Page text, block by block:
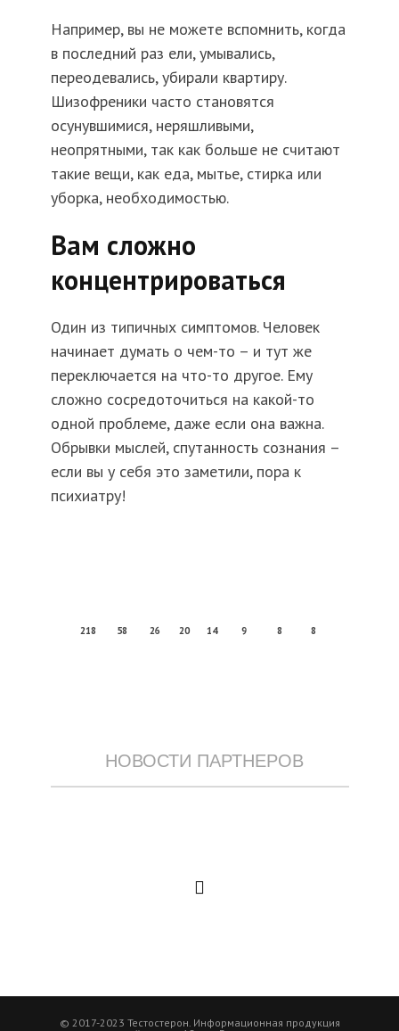
Например, вы не можете вспомнить, когда
в последний раз ели, умывались,
переодевались, убирали квартиру.
Шизофреники часто становятся
осунувшимися, неряшливыми,
неопрятными, так как больше не считают
такие вещи, как еда, мытье, стирка или
уборка, необходимостью.
Вам сложно
концентрироваться
Один из типичных симптомов. Человек
начинает думать о чем-то – и тут же
переключается на что-то другое. Ему
сложно сосредоточиться на какой-то
одной проблеме, даже если она важна.
Обрывки мыслей, спутанность сознания –
если вы у себя это заметили, пора к
психиатру!
218 58 26 20 14 9 8 8
НОВОСТИ ПАРТНЕРОВ
© 2017-2023 Тестостерон. Информационная продукция